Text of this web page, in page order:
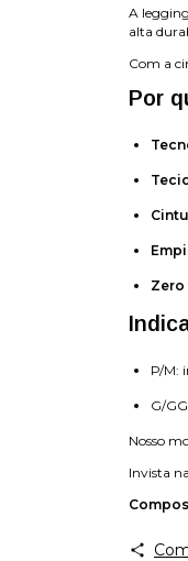
A
alta
Com a
Por
Zero
P/M:
G/
Nosso
Invista